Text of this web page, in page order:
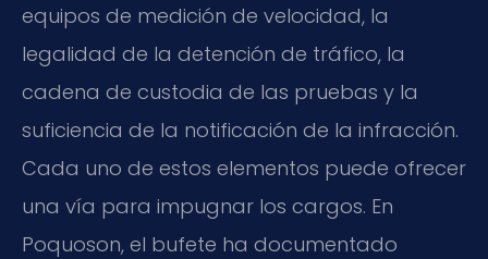
equipos de medición de velocidad, la
legalidad de la detención de tráfico, la
cadena de custodia de las pruebas y la
suficiencia de la notificación de la infracción.
Cada uno de estos elementos puede ofrecer
una vía para impugnar los cargos. En
Poquoson, el bufete ha documentado